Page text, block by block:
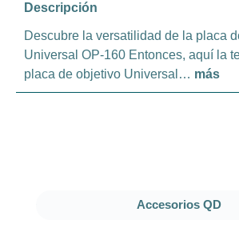
Descripción
Descubre la versatilidad de la placa
Universal OP-160 Entonces, aquí la
placa de objetivo Universal… más
Omitir la galería de productos
Accesorios QD